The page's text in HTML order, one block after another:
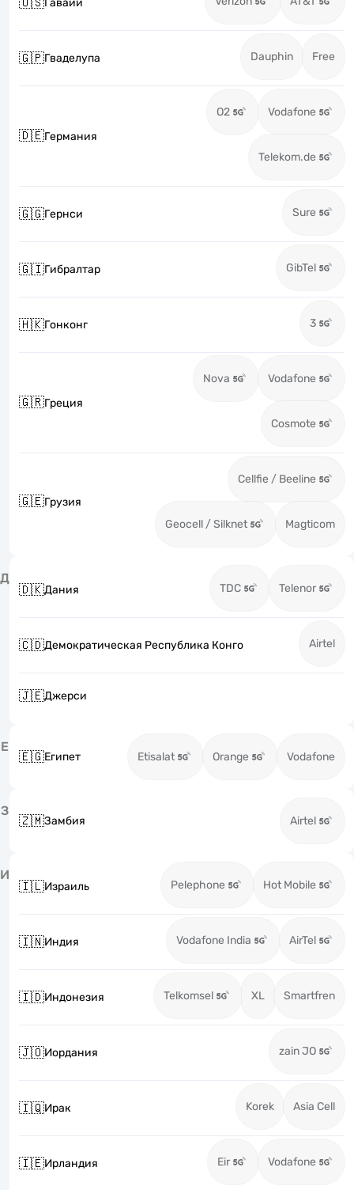
Гавайи
🇬🇵Гваделупа Dauphin Free
🇩🇪Германия
O2 Vodafone
Telekom.de
🇬🇬Гернси Sure
🇬🇮Гибралтар GibTel
🇭🇰Гонконг 3
🇬🇷Греция
Nova Vodafone
Cosmote
🇬🇪Грузия
Cellfie / Beeline
Geocell / Silknet Magticom
Д
🇩🇰Дания TDC Telenor
🇨🇩Демократическая Республика Конго Airtel
🇯🇪Джерси
Е
🇪🇬Египет Etisalat Orange Vodafone
З
🇿🇲Замбия Airtel
И
🇮🇱Израиль Pelephone Hot Mobile
🇮🇳Индия Vodafone India AirTel
🇮🇩Индонезия Telkomsel XL Smartfren
🇯🇴Иордания zain JO
🇮🇶Ирак Korek Asia Cell
🇮🇪Ирландия Eir Vodafone